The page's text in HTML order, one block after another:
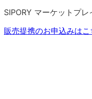
SIPORY マーケットプ
販売提携のお申込みはこ